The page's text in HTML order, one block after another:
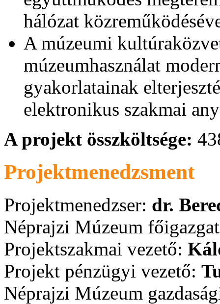
hálózat
A múzeumi
múzeumhasználat
gyakorlatainak
elektronikus szakmai
A projekt összköltsége:
Projektmenedzsment
Projektmenedzser: dr.
Néprajzi Múzeum
Projektszakmai vezető:
Projekt pénzügyi vezető:
Néprajzi Múzeum